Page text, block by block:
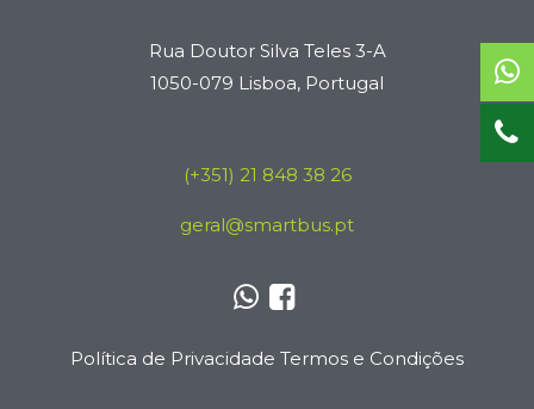
Rua Doutor Silva Teles 3-A
1050-079 Lisboa, Portugal
(+351) 21 848 38 26
geral@smartbus.pt
Política de Privacidade Termos e Condições